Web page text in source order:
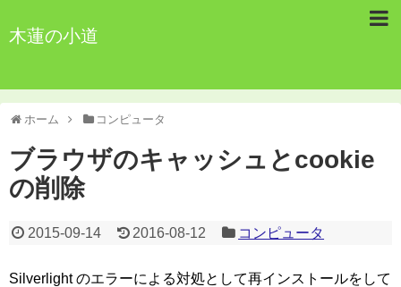
木蓮の小道
ホーム コンピュータ
ブラウザのキャッシュとcookie
の削除
2015-09-14 2016-08-12 コンピュータ
Silverlight のエラーによる対処として再インストールをして